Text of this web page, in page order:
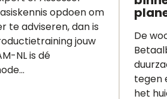
opdoen om
te adviseren, dan is
jouw
NL is dé
De
tegen
het